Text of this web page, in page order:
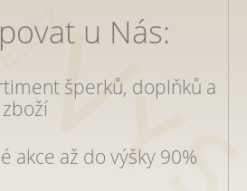
u Nás:
šperků, doplňků a
akce až do výšky 90%